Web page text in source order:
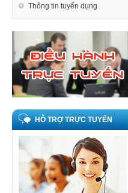
Thông tin tuyển dụng
HỖ TRỢ TRỰC TUYẾN